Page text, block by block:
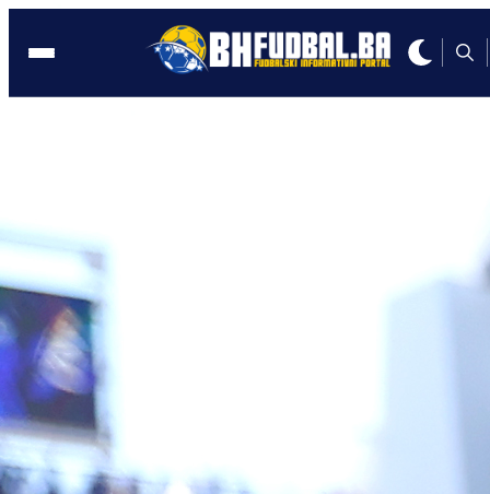
LJETNI KAMP
15:57, 15.07.2022
Selektor Šabić objavio spisak igrača za
ljetni kamp U17 selekcije BiH
Autor:
BHFubal.ba